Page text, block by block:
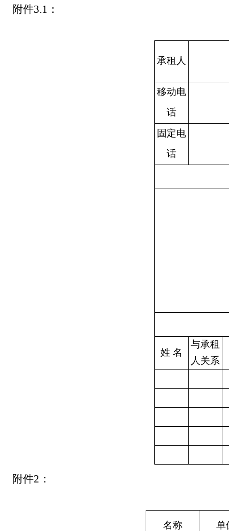
附件3.1 ：
承租人
移动电
话
固定电
话
姓 名
与承租
人关系
附件2 ：
名称 单